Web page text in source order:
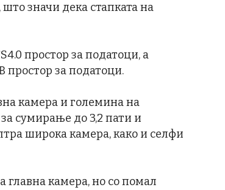
што значи дека стапката на
простор за податоци, а
простор за податоци.
камера и големина на
сумирање до 3,2 пати и
широка камера, како и селфи
главна камера, но со помал